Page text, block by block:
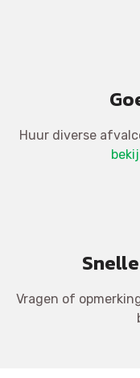
Huur diverse
Vragen of